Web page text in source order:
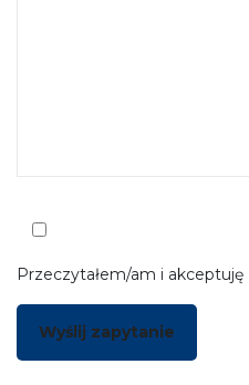
Przeczytałem/am i akceptuję